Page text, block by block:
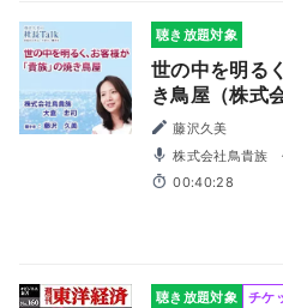
聴き放題対象
世の中を明る
き鳥屋（株
の社長Talk
藤沢久美
株式会社鳥貴族 代表取締役社長 大倉 忠司さん, 藤
沢久美
00:40:28
聴き放題対象 チケ